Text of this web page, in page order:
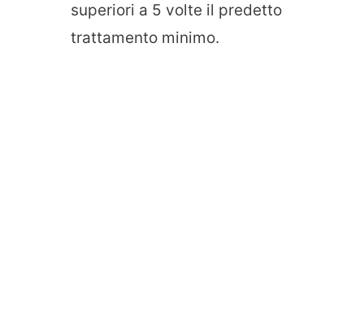
superiori a 5 volte il predetto
trattamento minimo.